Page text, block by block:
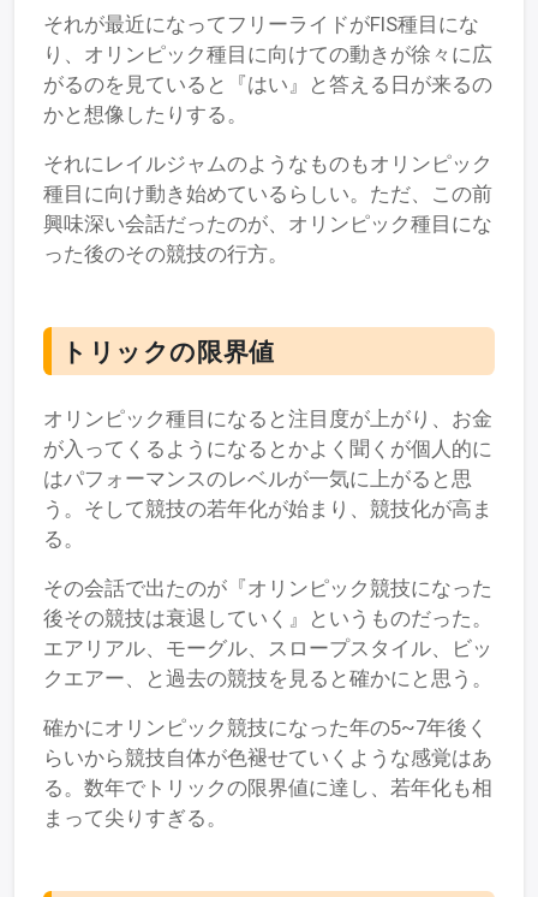
それが最近になってフリーライドがFIS種目にな
り、オリンピック種目に向けての動きが徐々に広
がるのを見ていると『はい』と答える日が来るの
かと想像したりする。
それにレイルジャムのようなものもオリンピック
種目に向け動き始めているらしい。ただ、この前
興味深い会話だったのが、オリンピック種目にな
った後のその競技の行方。
トリックの限界値
オリンピック種目になると注目度が上がり、お金
が入ってくるようになるとかよく聞くが個人的に
はパフォーマンスのレベルが一気に上がると思
う。そして競技の若年化が始まり、競技化が高ま
る。
その会話で出たのが『オリンピック競技になった
後その競技は衰退していく』というものだった。
エアリアル、モーグル、スロープスタイル、ビッ
クエアー、と過去の競技を見ると確かにと思う。
確かにオリンピック競技になった年の5~7年後く
らいから競技自体が色褪せていくような感覚はあ
る。数年でトリックの限界値に達し、若年化も相
まって尖りすぎる。